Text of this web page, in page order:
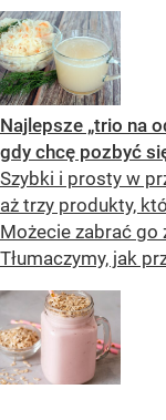
Najlepsze „trio na
gdy chcę pozbyć
Szybki i prosty w
aż trzy produkty,
Możecie zabrać go
Tłumaczymy, jak